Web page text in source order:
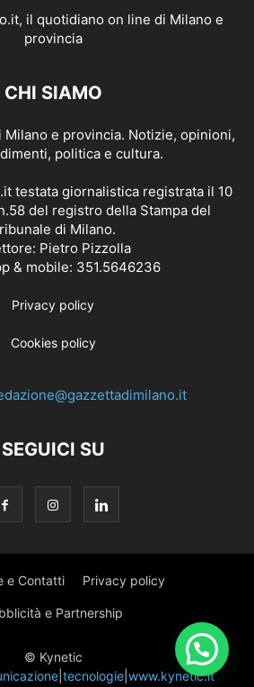
CHI SIAMO
Milano e provincia. Notizie, opinioni,
politica e cultura.
testata giornalistica registrata il 10
del registro della Stampa del
di Milano.
Pietro Pizzolla
& mobile: 351.5646236
Privacy policy
Cookies policy
SEGUICI SU
e Contatti Privacy policy
e Partnership
© Kynetic
tecnologie www.kynetic.it